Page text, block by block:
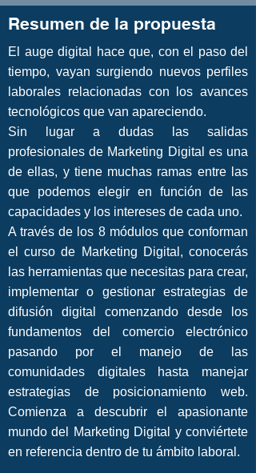
Resumen de la propuesta
El auge digital hace que, con el paso del
tiempo, vayan surgiendo nuevos perfiles
laborales relacionadas con los avances
tecnológicos que van apareciendo.
Sin lugar a dudas las salidas
profesionales de Marketing Digital es una
de ellas, y tiene muchas ramas entre las
que podemos elegir en función de las
capacidades y los intereses de cada uno.
A través de los 8 módulos que conforman
el curso de Marketing Digital, conocerás
las herramientas que necesitas para crear,
implementar o gestionar estrategias de
difusión digital comenzando desde los
fundamentos del comercio electrónico
pasando por el manejo de las
comunidades digitales hasta manejar
estrategias de posicionamiento web.
Comienza a descubrir el apasionante
mundo del Marketing Digital y conviértete
en referencia dentro de tu ámbito laboral.